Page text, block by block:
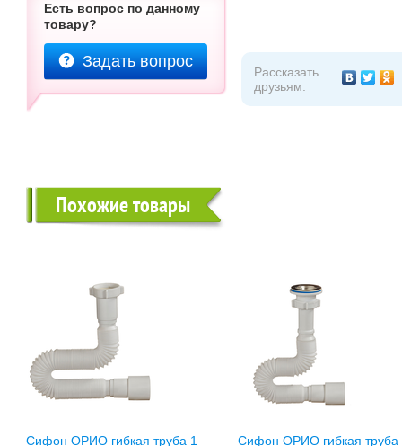
Есть вопрос по данному
товару?
Задать вопрос
Рассказать
друзьям:
Похожие товары
Сифон ОРИО гибкая труба 1
Сифон ОРИО гибкая труба